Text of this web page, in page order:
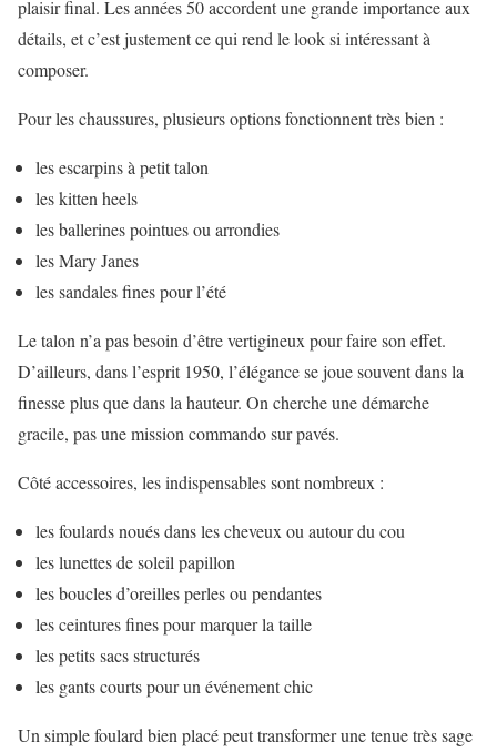
plaisir final. Les années 50 accordent une grande importance aux
détails, et c’est justement ce qui rend le look si intéressant à
composer.
Pour les chaussures, plusieurs options fonctionnent très bien :
les escarpins à petit talon
les kitten heels
les ballerines pointues ou arrondies
les Mary Janes
les sandales fines pour l’été
Le talon n’a pas besoin d’être vertigineux pour faire son effet.
D’ailleurs, dans l’esprit 1950, l’élégance se joue souvent dans la
finesse plus que dans la hauteur. On cherche une démarche
gracile, pas une mission commando sur pavés.
Côté accessoires, les indispensables sont nombreux :
les foulards noués dans les cheveux ou autour du cou
les lunettes de soleil papillon
les boucles d’oreilles perles ou pendantes
les ceintures fines pour marquer la taille
les petits sacs structurés
les gants courts pour un événement chic
Un simple foulard bien placé peut transformer une tenue très sage